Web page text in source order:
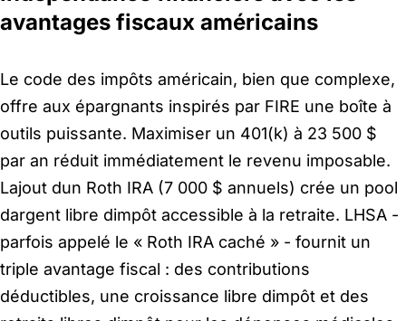
avantages fiscaux américains
Le code des impôts américain, bien que complexe,
offre aux épargnants inspirés par FIRE une boîte à
outils puissante. Maximiser un 401(k) à 23 500 $
par an réduit immédiatement le revenu imposable.
Lajout dun Roth IRA (7 000 $ annuels) crée un pool
dargent libre dimpôt accessible à la retraite. LHSA -
parfois appelé le « Roth IRA caché » - fournit un
triple avantage fiscal : des contributions
déductibles, une croissance libre dimpôt et des